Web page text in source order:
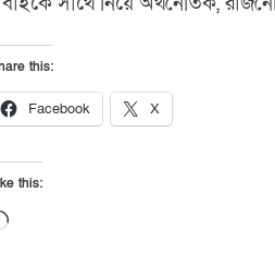
this:
Facebook X
this:
Loading…